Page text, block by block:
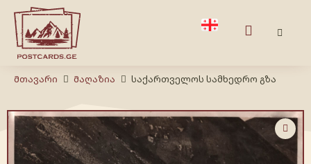
Მთავარი Მაღაზია საქართველოს სამხედრო გზა